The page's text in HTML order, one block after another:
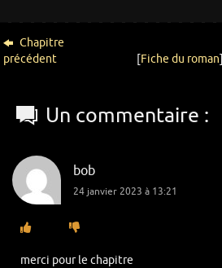
Chapitre
précédent
[Fiche du roman]
Un commentaire :
bob
24 janvier 2023 à 13:21
merci pour le chapitre